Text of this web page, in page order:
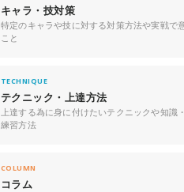
キャラ・技対策
特定のキャラや技に対する対策方法や実戦で
こと
TECHNIQUE
テクニック・上達方法
上達する為に身に付けたいテクニックや知識
練習方法
COLUMN
コラム